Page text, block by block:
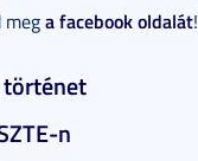
mega facebook oldalát!
történet
n